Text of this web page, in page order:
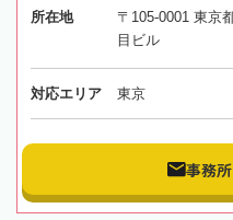
所在地
〒105-0001 東京
目ビル
対応エリア 東京
事務